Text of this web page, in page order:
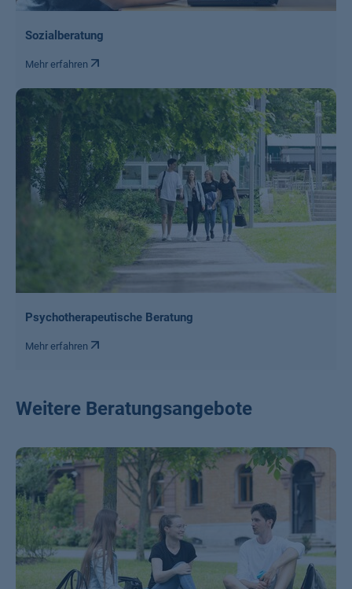
Sozialberatung
Mehr erfahren
Psychotherapeutische Beratung
Mehr erfahren
Weitere Beratungsangebote